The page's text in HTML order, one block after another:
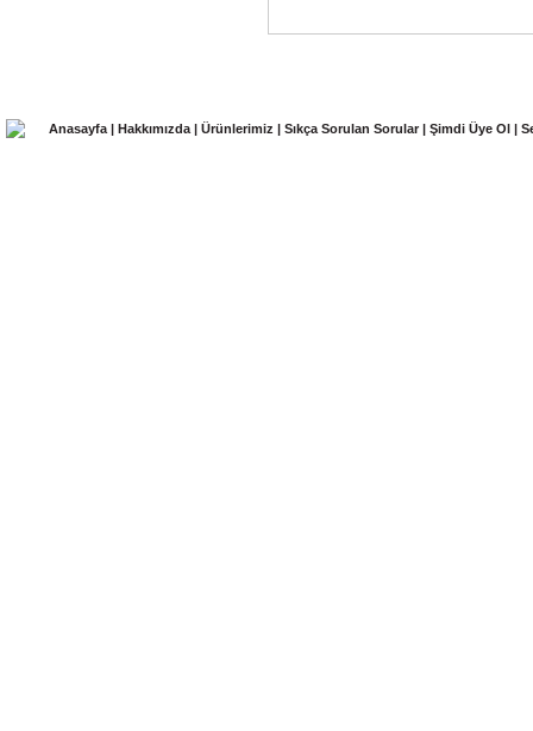
Anasayfa | Hakkımızda | Ürünlerimiz | Sıkça Sorulan Sorular | Şimdi Üye Ol |